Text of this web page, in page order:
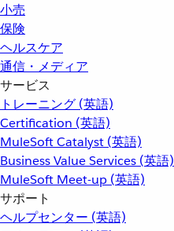
小売
保険
ヘルスケア
通信・メディア
サービス
トレーニング (英語)
Certification (英語)
MuleSoft Catalyst (英語)
Business Value Services (英語)
MuleSoft Meet-up (英語)
サポート
ヘルプセンター (英語)